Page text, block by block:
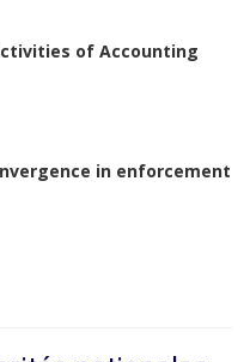
of Accounting
in enforcement